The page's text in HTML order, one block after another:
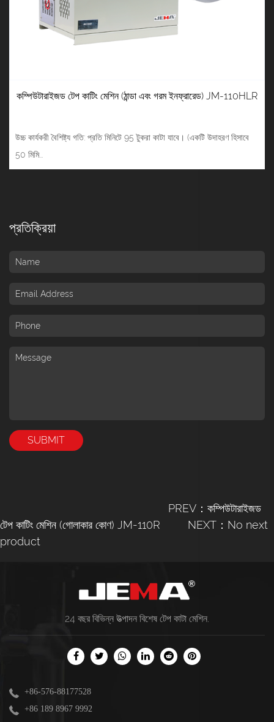
কম্পিউটারাইজড টেপ কাটিং মেশিন (ঠান্ডা এবং গরম ইনফ্রারেড) JM-110HLR
উচ্চ কার্যকরী বৈশিষ্ট্য গতি: প্রতি মিনিটে 95 টুকরা কাটা যাবে। (একটি উদাহরণ হিসাবে
50 মিমি...
প্রতিক্রিয়া
PREV：কম্পিউটারাইজড
টেপ কাটিং মেশিন (গোলাকার কোণ) JM-110R
NEXT：No next
product
24 বছর বিভিন্ন উত্পাদন বিশেষ টেপ কাটা মেশিন.
+86-576-88177528
+86 189 8967 9992